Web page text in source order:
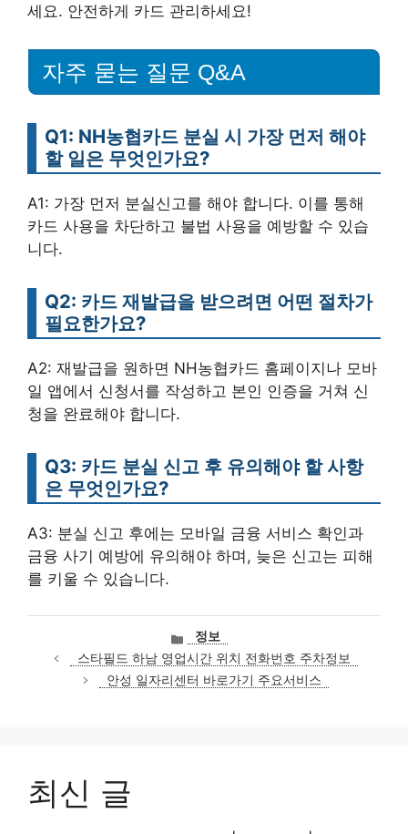
세요. 안전하게 카드 관리하세요!
자주 묻는 질문 Q&A
Q1: NH농협카드 분실 시 가장 먼저 해야
할 일은 무엇인가요?
A1: 가장 먼저 분실신고를 해야 합니다. 이를 통해
카드 사용을 차단하고 불법 사용을 예방할 수 있습
니다.
Q2: 카드 재발급을 받으려면 어떤 절차가
필요한가요?
A2: 재발급을 원하면 NH농협카드 홈페이지나 모바
일 앱에서 신청서를 작성하고 본인 인증을 거쳐 신
청을 완료해야 합니다.
Q3: 카드 분실 신고 후 유의해야 할 사항
은 무엇인가요?
A3: 분실 신고 후에는 모바일 금융 서비스 확인과
금융 사기 예방에 유의해야 하며, 늦은 신고는 피해
를 키울 수 있습니다.
카
테
고
리
정보
스타필드 하남 영업시간 위치 전화번호 주차정보
안성 일자리센터 바로가기 주요서비스
최신 글